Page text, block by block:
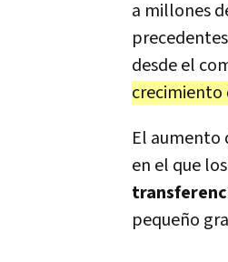
a millones
desde el
crecimiento
El aumento
en el que
pequeño